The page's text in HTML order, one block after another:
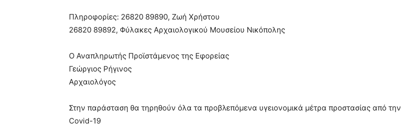
Πληροφορίες: 26820 89890, Ζωή Χρήστου
26820 89892, Φύλακες Αρχαιολογικού Μουσείου Νικόπολης
Ο Αναπληρωτής Προϊστάμενος της Εφορείας
Γεώργιος Ρήγινος
Αρχαιολόγος
Στην παράσταση θα τηρηθούν όλα τα προβλεπόμενα υγειονομικά μέτρα προστασίας από την
Covid-19